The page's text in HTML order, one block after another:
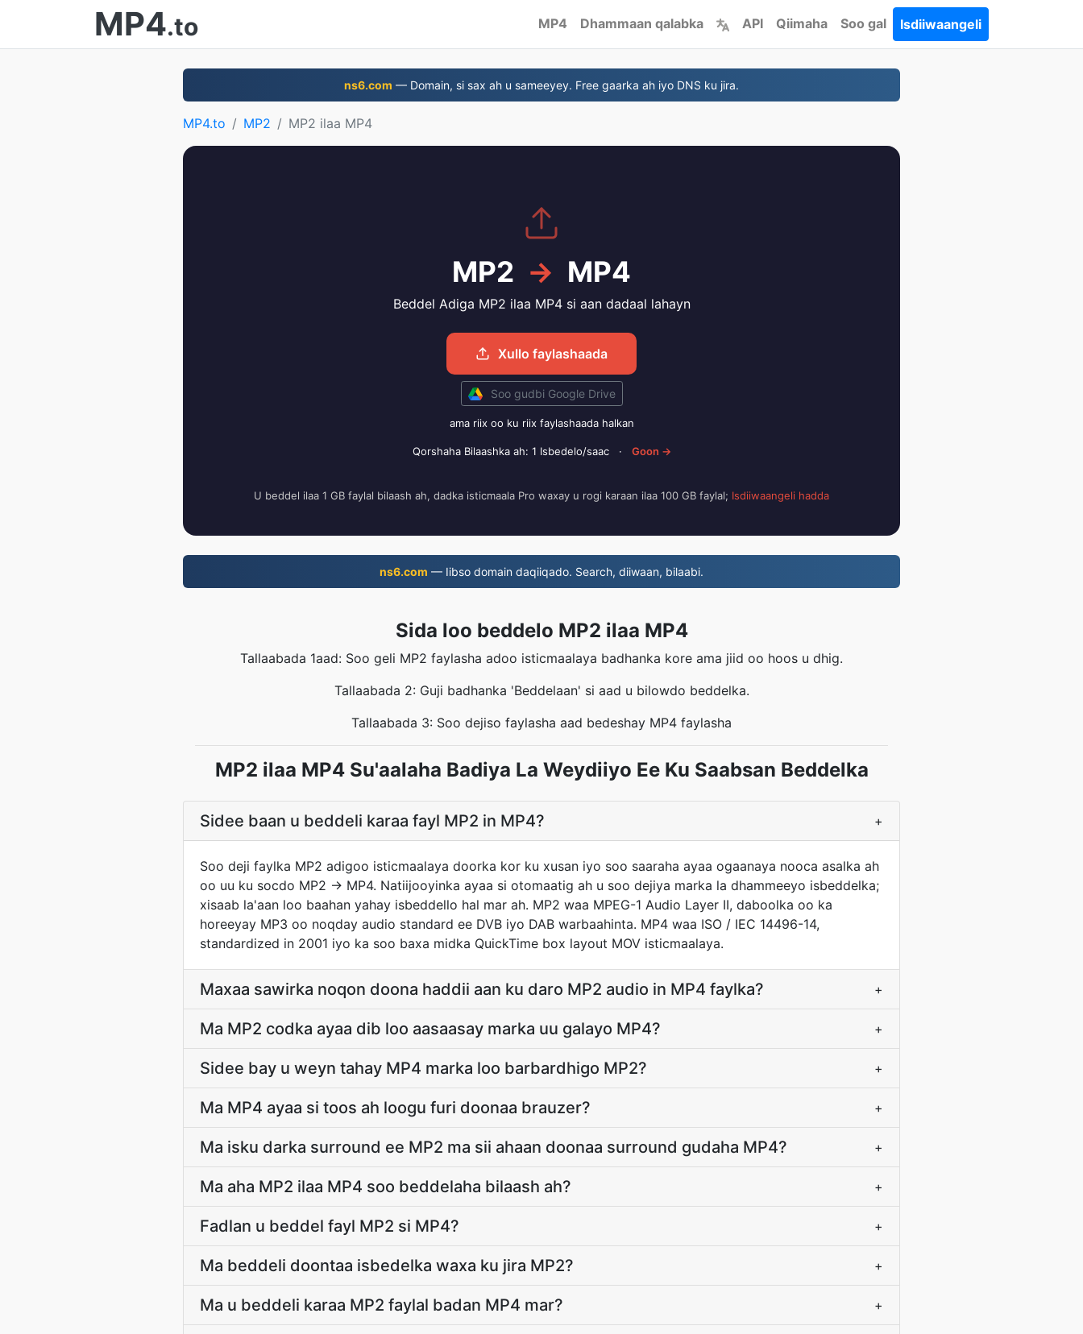
MP4.to MP4 Dhammaan qalabka API Qiimaha Soo gal Isdiiwaangeli
ns6.com — Domain, si sax ah u sameeyey. Free gaarka ah iyo DNS ku jira.
MP4.to MP2 MP2 ilaa MP4
MP2 → MP4
Beddel Adiga MP2 ilaa MP4 si aan dadaal lahayn
Xullo faylashaada
Soo gudbi Google Drive
ama riix oo ku riix faylashaada halkan
Qorshaha Bilaashka ah: 1 Isbedelo/saac · Goon →
U beddel ilaa 1 GB faylal bilaash ah, dadka isticmaala Pro waxay u rogi karaan ilaa 100 GB faylal; Isdiiwaangeli hadda
ns6.com — Iibso domain daqiiqado. Search, diiwaan, bilaabi.
Sida loo beddelo MP2 ilaa MP4
Tallaabada 1aad: Soo geli MP2 faylasha adoo isticmaalaya badhanka kore ama jiid oo hoos u dhig.
Tallaabada 2: Guji badhanka 'Beddelaan' si aad u bilowdo beddelka.
Tallaabada 3: Soo dejiso faylasha aad bedeshay MP4 faylasha
MP2 ilaa MP4 Su'aalaha Badiya La Weydiiyo Ee Ku Saabsan Beddelka
Sidee baan u beddeli karaa fayl MP2 in MP4? +
Soo deji faylka MP2 adigoo isticmaalaya doorka kor ku xusan iyo soo saaraha ayaa ogaanaya nooca asalka ah
oo uu ku socdo MP2 → MP4. Natiijooyinka ayaa si otomaatig ah u soo dejiya marka la dhammeeyo isbeddelka;
xisaab la'aan loo baahan yahay isbeddello hal mar ah. MP2 waa MPEG-1 Audio Layer II, daboolka oo ka
horeeyay MP3 oo noqday audio standard ee DVB iyo DAB warbaahinta. MP4 waa ISO / IEC 14496-14,
standardized in 2001 iyo ka soo baxa midka QuickTime box layout MOV isticmaalaya.
Maxaa sawirka noqon doona haddii aan ku daro MP2 audio in MP4 faylka? +
Ma MP2 codka ayaa dib loo aasaasay marka uu galayo MP4? +
Sidee bay u weyn tahay MP4 marka loo barbardhigo MP2? +
Ma MP4 ayaa si toos ah loogu furi doonaa brauzer? +
Ma isku darka surround ee MP2 ma sii ahaan doonaa surround gudaha MP4? +
Ma aha MP2 ilaa MP4 soo beddelaha bilaash ah? +
Fadlan u beddel fayl MP2 si MP4? +
Ma beddeli doontaa isbedelka waxa ku jira MP2? +
Ma u beddeli karaa MP2 faylal badan MP4 mar? +